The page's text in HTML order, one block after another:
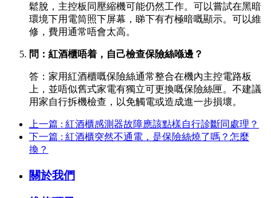
鬆脫，主控板同壓縮機可能仍然工作。可以嘗試在黑暗
環境下用電筒照下屏幕，睇下有冇極暗嘅顯示。可以維
修，費用通常唔會太高。
問：紅酒櫃唔着，自己檢查保險絲喺邊？
答：家用紅酒櫃嘅保險絲通常整合在機內主控電路板
上，並唔似舊式家電有獨立可更換嘅保險絲匣。不建議
用家自行拆機檢查，以免觸電或造成進一步損壞。
上一篇 : 紅酒櫃感測器故障應該點樣自行診斷同處理？
下一篇 : 紅酒櫃突然不通電，是保險絲燒了嗎？怎麼
換？
關於我們